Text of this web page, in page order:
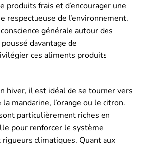
produits frais et d’encourager une
respectueuse de l’environnement.
générale autour des
davantage de
ces aliments produits
hiver, il est idéal de se tourner vers
mandarine, l’orange ou le citron.
particulièrement riches en
pour renforcer le système
rigueurs climatiques. Quant aux